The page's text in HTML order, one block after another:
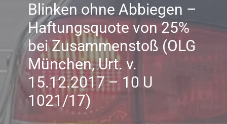
Blinken ohne Abbiegen –
Haftungsquote von 25%
bei Zusammenstoß (OLG
München, Urt. v.
15.12.2017 – 10 U
1021/17)